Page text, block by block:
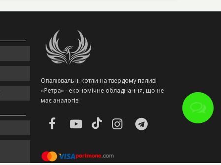
Опалювальні котли на твердому паливі
«Ретра» - економічне обладнання, що не
має аналогів!